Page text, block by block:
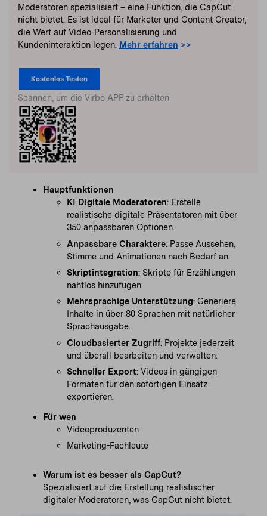
Moderatoren spezialisiert – eine Funktion, die CapCut
nicht bietet. Es ist ideal für Marketer und Content Creator,
die Wert auf Video-Personalisierung und
Kundeninteraktion legen. Mehr erfahren >>
Kostenlos Testen
Scannen, um die Virbo APP zu erhalten
Hauptfunktionen
KI Digitale Moderatoren: Erstelle
realistische digitale Präsentatoren mit über
350 anpassbaren Optionen.
Anpassbare Charaktere: Passe Aussehen,
Stimme und Animationen nach Bedarf an.
Skriptintegration: Skripte für Erzählungen
nahtlos hinzufügen.
Mehrsprachige Unterstützung: Generiere
Inhalte in über 80 Sprachen mit natürlicher
Sprachausgabe.
Cloudbasierter Zugriff: Projekte jederzeit
und überall bearbeiten und verwalten.
Schneller Export: Videos in gängigen
Formaten für den sofortigen Einsatz
exportieren.
Für wen
Videoproduzenten
Marketing-Fachleute
Warum ist es besser als CapCut?
Spezialisiert auf die Erstellung realistischer
digitaler Moderatoren, was CapCut nicht bietet.